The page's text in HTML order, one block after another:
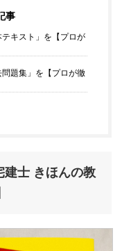
事
キスト」を【プロが
題集」を【プロが徹
建士 きほんの教